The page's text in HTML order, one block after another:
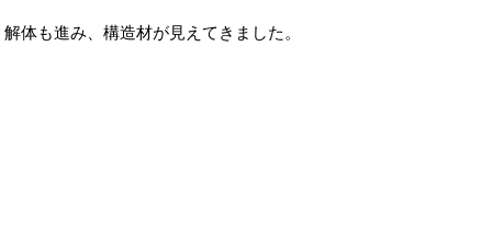
解体も進み、構造材が見えてきました。